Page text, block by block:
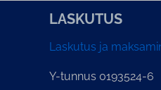
LASKUTUS
Laskutus ja
Y-tunnus 0193524-6